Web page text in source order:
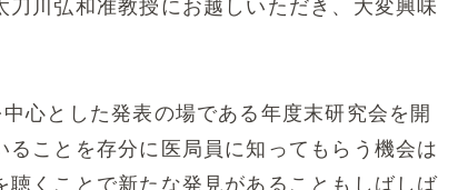
川弘和准教授にお越しいただき、大変興味
心とした発表の場である年度末研究会を開
ことを存分に医局員に知ってもらう機会は
くことで新たな発見があることもしばしば